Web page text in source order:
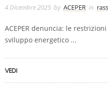
4 Dicembre 2025 by ACEPER in
ACEPER denuncia: le
sviluppo energetico ...
VEDI